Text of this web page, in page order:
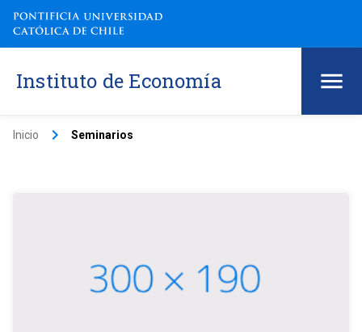
Instituto de Economía
Inicio keyboard_arrow_right Seminarios